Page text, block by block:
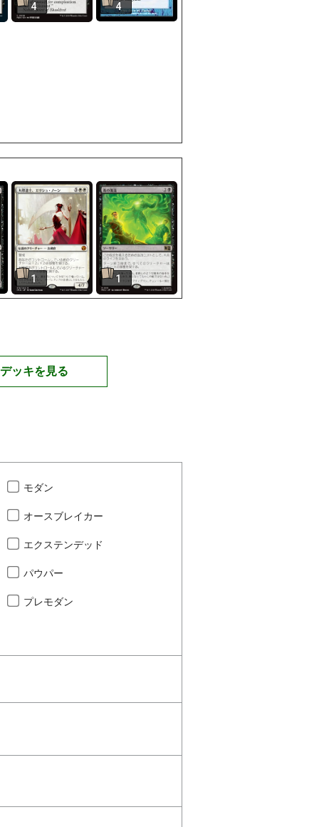
4 4
1 1
ッキを見る
モダン
オースブレイカー
エクステンデッド
パウパー
プレモダン